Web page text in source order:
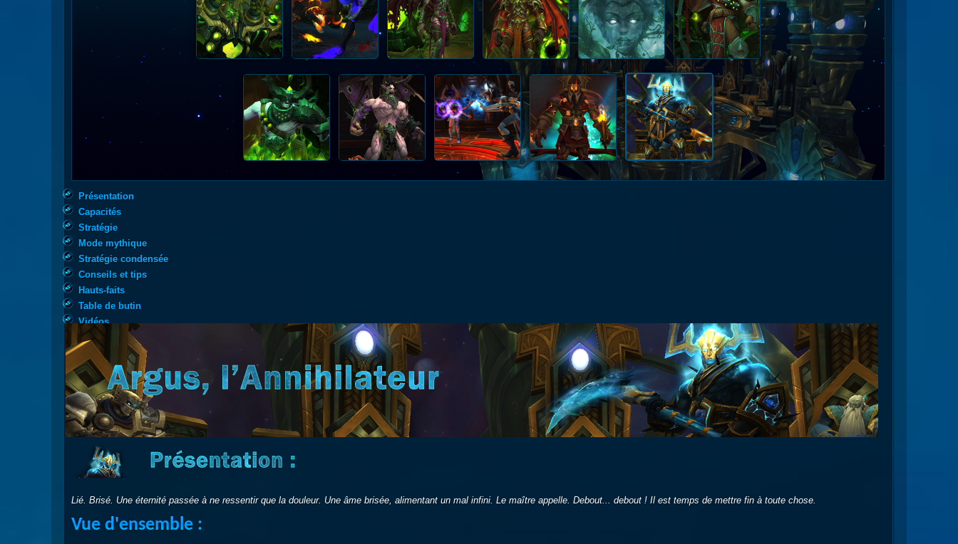
Présentation
Capacités
Stratégie
Mode mythique
Stratégie condensée
Conseils et tips
Hauts-faits
Table de butin
Vidéos
Lié. Brisé. Une éternité passée à ne ressentir que la douleur. Une âme brisée, alimentant un mal infini. Le maître appelle. Debout... debout ! Il est temps de mettre fin à toute chose.
Vue d'ensemble :